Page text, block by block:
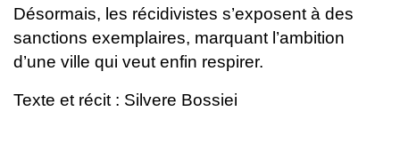
Désormais, les récidivistes s’exposent à des
sanctions exemplaires, marquant l’ambition
d’une ville qui veut enfin respirer.
Texte et récit : Silvere Bossiei